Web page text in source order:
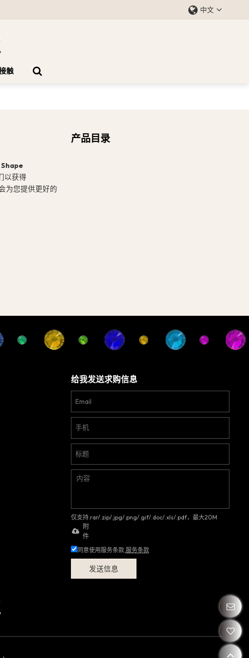
中文
触
以获得
为您提供更好的
产品目录
给我发送求购信息
仅支持.rar/.zip/.jpg/.png/.gif/.doc/.xls/.pdf，最大20M
附
件
同意使用服务条款,服务条款
发送信息